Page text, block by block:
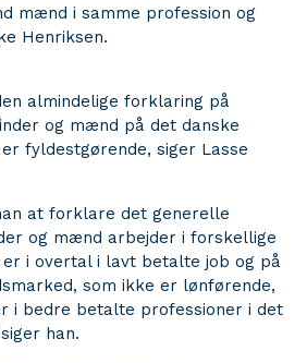
mænd i samme profession og
Henriksen.
almindelige forklaring på
og mænd på det danske
fyldestgørende, siger Lasse
at forklare det generelle
og mænd arbejder i forskellige
er i overtal i lavt betalte job og på
som ikke er lønførende,
i bedre betalte professioner i det
han.